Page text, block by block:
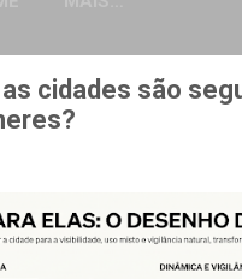
cidades são